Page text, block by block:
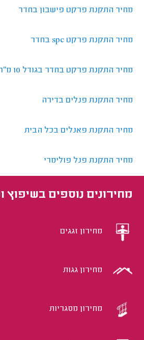
מחיר התקנת פרקט פישבון בחדר
מחיר התקנת פרקט spc בחדר
מחיר התקנת פרקט בחדר בגודל 10 מ"ר
מחיר התקנת פנלים בדירה
מחיר התקנת פאנלים בכל הבית
מחיר התקנת פנל פולימרי
מחירונים נוספים בשיפוץ
מחירון זגגים
מחירון גגות
מחירון מסגריות